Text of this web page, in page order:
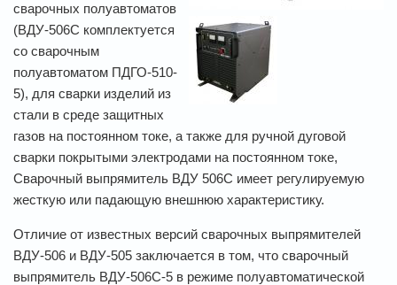
сварочных полуавтоматов
(ВДУ-506С комплектуется
со сварочным
полуавтоматом ПДГО-510-
5), для сварки изделий из
стали в среде защитных
газов на постоянном токе, а также для ручной дуговой
сварки покрытыми электродами на постоянном токе,
Сварочный выпрямитель ВДУ 506С имеет регулируемую
жесткую или падающую внешнюю характеристику.
Отличие от известных версий сварочных выпрямителей
ВДУ-506 и ВДУ-505 заключается в том, что сварочный
выпрямитель ВДУ-506С-5 в режиме полуавтоматической